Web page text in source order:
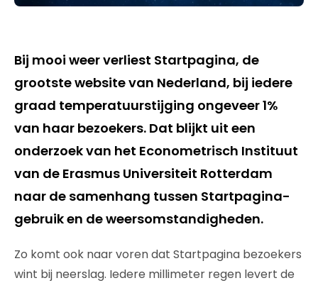
Bij mooi weer verliest Startpagina, de
grootste website van Nederland, bij iedere
graad temperatuurstijging ongeveer 1%
van haar bezoekers. Dat blijkt uit een
onderzoek van het Econometrisch Instituut
van de Erasmus Universiteit Rotterdam
naar de samenhang tussen Startpagina-
gebruik en de weersomstandigheden.
Zo komt ook naar voren dat Startpagina bezoekers
wint bij neerslag. Iedere millimeter regen levert de